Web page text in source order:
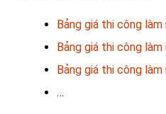
Bảng giá thi công
Bảng giá thi công
Bảng giá thi công
…